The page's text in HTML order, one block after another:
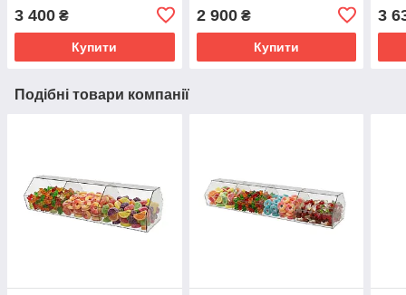
3 400 ₴
Купити
2 900₴
Купити
3
Подібні товари компанії